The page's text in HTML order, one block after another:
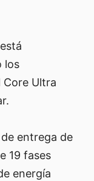
los
Ultra
entrega de
19 fases
energía